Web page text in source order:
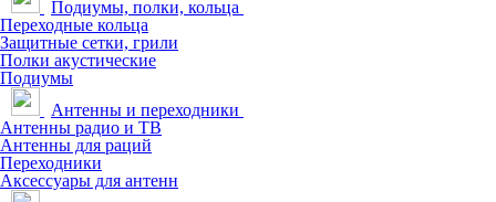
Подиумы, полки, кольца
Переходные кольца
Защитные сетки, грили
Полки акустические
Подиумы
Антенны и переходники
Антенны радио и ТВ
Антенны для раций
Переходники
Аксессуары для антенн